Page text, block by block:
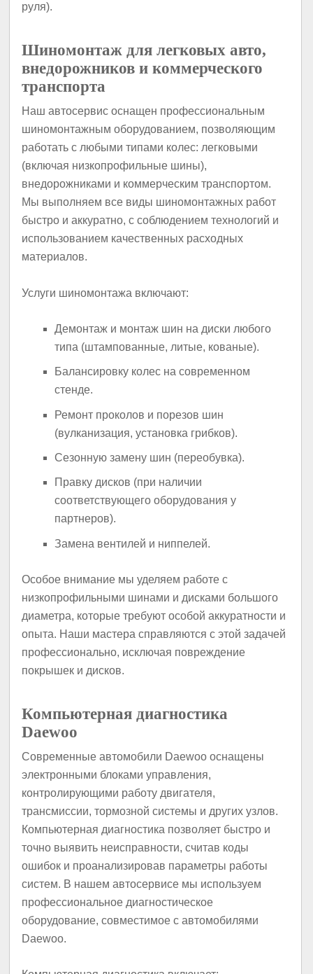
руля).
Шиномонтаж для легковых авто,
внедорожников и коммерческого
транспорта
Наш автосервис оснащен профессиональным
шиномонтажным оборудованием, позволяющим
работать с любыми типами колес: легковыми
(включая низкопрофильные шины),
внедорожниками и коммерческим транспортом.
Мы выполняем все виды шиномонтажных работ
быстро и аккуратно, с соблюдением технологий и
использованием качественных расходных
материалов.
Услуги шиномонтажа включают:
Демонтаж и монтаж шин на диски любого
типа (штампованные, литые, кованые).
Балансировку колес на современном
стенде.
Ремонт проколов и порезов шин
(вулканизация, установка грибков).
Сезонную замену шин (переобувка).
Правку дисков (при наличии
соответствующего оборудования у
партнеров).
Замена вентилей и ниппелей.
Особое внимание мы уделяем работе с
низкопрофильными шинами и дисками большого
диаметра, которые требуют особой аккуратности и
опыта. Наши мастера справляются с этой задачей
профессионально, исключая повреждение
покрышек и дисков.
Компьютерная диагностика
Daewoo
Современные автомобили Daewoo оснащены
электронными блоками управления,
контролирующими работу двигателя,
трансмиссии, тормозной системы и других узлов.
Компьютерная диагностика позволяет быстро и
точно выявить неисправности, считав коды
ошибок и проанализировав параметры работы
систем. В нашем автосервисе мы используем
профессиональное диагностическое
оборудование, совместимое с автомобилями
Daewoo.